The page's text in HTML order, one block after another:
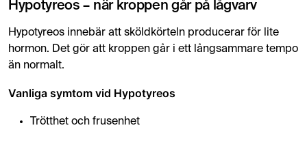
Hypotyreos – när kroppen går på lågvarv
Hypotyreos innebär att sköldkörteln producerar för lite
hormon. Det gör att kroppen går i ett långsammare tempo
än normalt.
Vanliga symtom vid Hypotyreos
Trötthet och frusenhet